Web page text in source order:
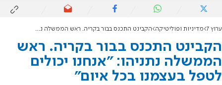
ערוץ 7 מדיניות ופוליטיקה הקבינט התכנס בבור בקריה. ראש הממשלה נתניהו: "אנחנו יכולים לטפל בעצמנו בכל איום"
הקבינט התכנס בבור בקריה. ראש
הממשלה נתניהו: "אנחנו יכולים
לטפל בעצמנו בכל איום"